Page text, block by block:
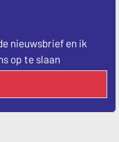
nieuwsbrief en ik
op te slaan